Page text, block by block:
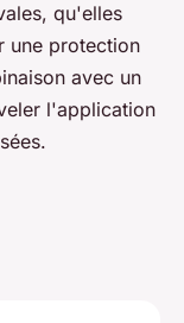
qu'elles
une protection
avec un
l'application